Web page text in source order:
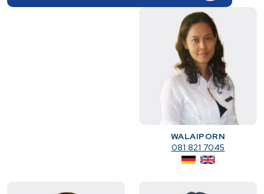
WALAIPORN
081 821 7045